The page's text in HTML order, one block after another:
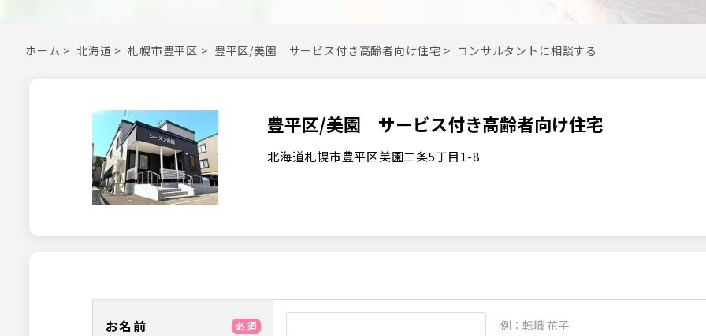
ホーム > 北海道 > 札幌市豊平区 > 豊平区/美園 サービス付き高齢者向け住宅 > コンサルタントに相談する
豊平区/美園 サービス付き高齢者向け住宅
北海道札幌市豊平区美園二条5丁目1-8
お名前 必須 例：転職 花子